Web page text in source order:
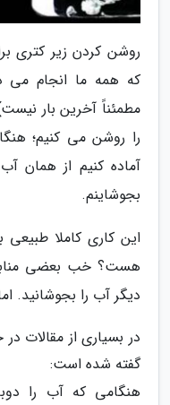
روشن کردن زیر کتری
که همه ما انجام می
مطمئناً آخرین بار
را روشن می کنیم؛
آماده کنیم از همان
بجوشاینم.
این کاری کاملا طبیعی
هست؟ خب بعضی
دیگر آب را بجوشانید.
در بسیاری از
گفته شده است:
هنگامی که آب را